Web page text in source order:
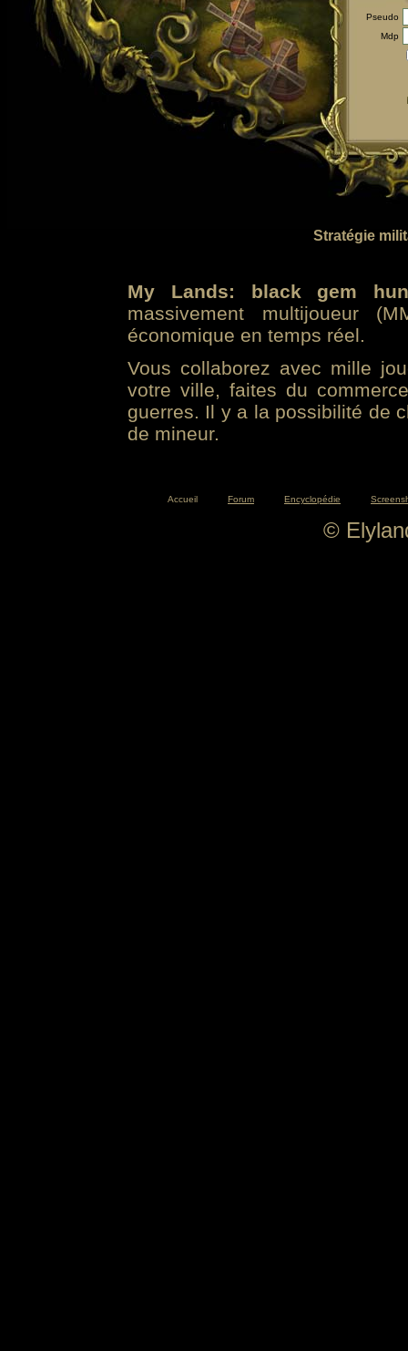
Pseudo
Mdp
Stratégie
My Lands: black gem
massivement multijoueur
économique en temps réel.
Vous collaborez avec mille
votre ville, faites du
guerres. Il y a la possibilité de
de mineur.
Accueil Forum Encyclopédie
©